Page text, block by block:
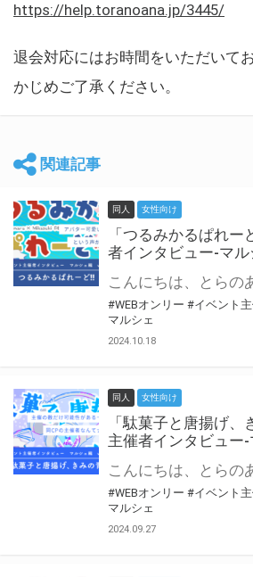
https://help.toranoana.jp/3445/
退会対応にはお時間をいただいて
かじめご了承ください。
関連記事
同人 女性向け
「つるみかるぱれー
者インタビュー-マ
#WEBオンリー #イベント
マルシェ
2024.10.18
同人 女性向け
「駄菓子と唐揚げ、
主催者インタビュー
#WEBオンリー #イベント
マルシェ
2024.09.27